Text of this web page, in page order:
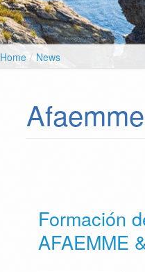
Home / News
Formación
AFAEMME